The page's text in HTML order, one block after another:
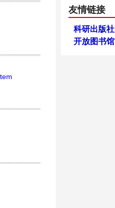
友情链接
科研出版社
开放图书馆